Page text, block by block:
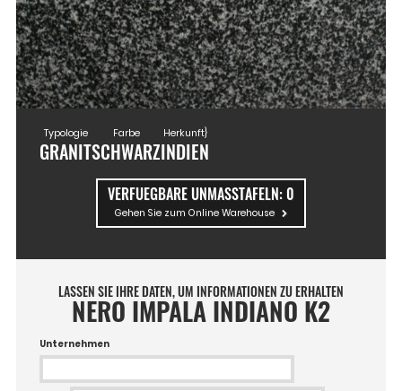
Typologie
GRANIT
Farbe
SCHWARZ
Herkunft}
INDIEN
VERFUEGBARE UNMASSTAFELN:0
Gehen Sie zum Online Warehouse
LASSEN SIE IHRE DATEN, UM INFORMATIONEN ZU ERHALTEN
NERO IMPALA INDIANO K2
Unternehmen